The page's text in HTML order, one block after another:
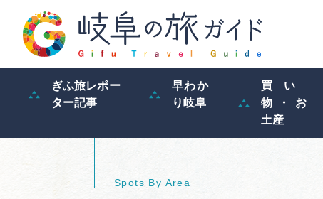
ぎふ旅レポー
ター記事
早わか
り岐阜
買い
物・お
土産